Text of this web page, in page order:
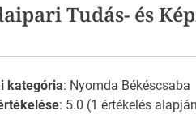
Tudás- és
kategória: Nyomda Békéscsaba
: 5.0 (1 értékelés